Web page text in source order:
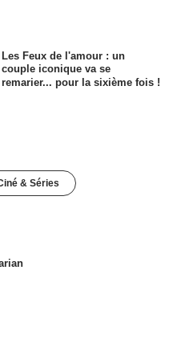
Les Feux de l'amour : un
couple iconique va se
remarier... pour la sixième fois !
& Séries